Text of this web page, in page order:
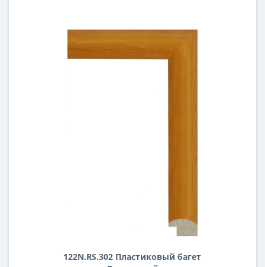
122N.RS.302 Пластиковый багет